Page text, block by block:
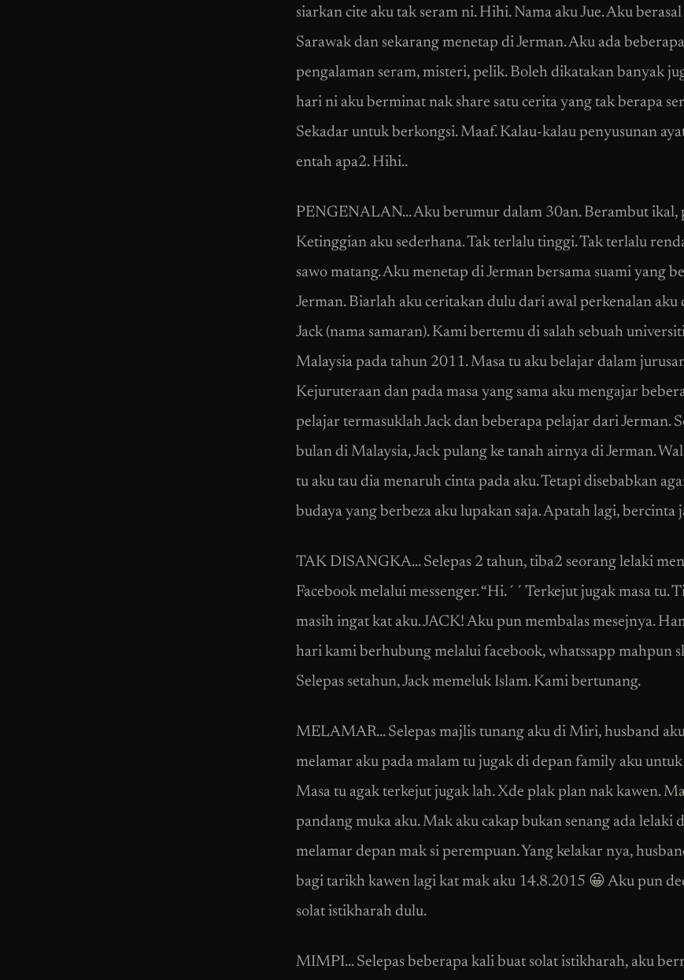
siarkan cite aku tak seram ni. Hihi. Nama aku Jue. Aku
Sarawak dan sekarang menetap di Jerman. Aku ada beberapa
pengalaman seram, misteri, pelik. Boleh dikatakan banyak
hari ni aku berminat nak share satu cerita yang tak berapa
Sekadar untuk berkongsi. Maaf. Kalau-kalau penyusunan
entah apa2. Hihi..
PENGENALAN… Aku berumur dalam 30an. Berambut ikal,
Ketinggian aku sederhana. Tak terlalu tinggi. Tak terlalu
sawo matang. Aku menetap di Jerman bersama suami yang
Jerman. Biarlah aku ceritakan dulu dari awal perkenalan aku
Jack (nama samaran). Kami bertemu di salah sebuah
Malaysia pada tahun 2011. Masa tu aku belajar dalam
Kejuruteraan dan pada masa yang sama aku mengajar
pelajar termasuklah Jack dan beberapa pelajar dari Jerman.
bulan di Malaysia, Jack pulang ke tanah airnya di Jerman.
tu aku tau dia menaruh cinta pada aku. Tetapi disebabkan
budaya yang berbeza aku lupakan saja. Apatah lagi, bercinta
TAK DISANGKA… Selepas 2 tahun, tiba2 seorang lelaki
Facebook melalui messenger. “Hi.´´ Terkejut jugak masa tu.
masih ingat kat aku. JACK! Aku pun membalas mesejnya.
hari kami berhubung melalui facebook, whatssapp mahpun
Selepas setahun, Jack memeluk Islam. Kami bertunang.
MELAMAR… Selepas majlis tunang aku di Miri, husband
melamar aku pada malam tu jugak di depan family aku
Masa tu agak terkejut jugak lah. Xde plak plan nak kawen.
pandang muka aku. Mak aku cakap bukan senang ada lelaki
melamar depan mak si perempuan. Yang kelakar nya,
bagi tarikh kawen lagi kat mak aku 14.8.2015 😀 Aku pun
solat istikharah dulu.
MIMPI… Selepas beberapa kali buat solat istikharah, aku